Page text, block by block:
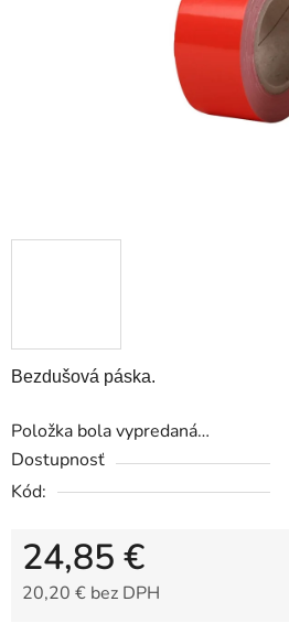
Bezdušová páska.
Položka bola vypredaná…
Dostupnosť
Kód:
24,85 €
20,20 € bez DPH